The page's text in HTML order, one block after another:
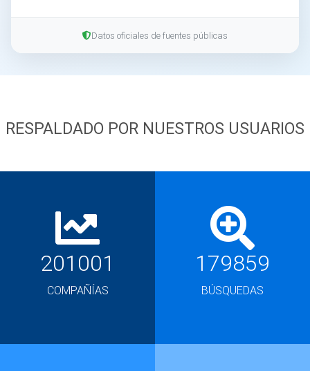
Datos oficiales de fuentes públicas
RESPALDADO POR NUESTROS USUARIOS
201001
COMPAÑÍAS
179859
BÚSQUEDAS